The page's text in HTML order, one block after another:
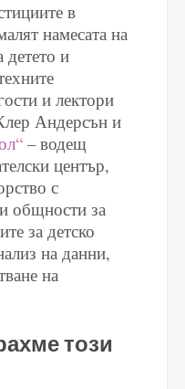
в
намесата на
детето и
и лектори
Андерсън и
– водещ
център,
с
общности за
за детско
на данни,
на
този